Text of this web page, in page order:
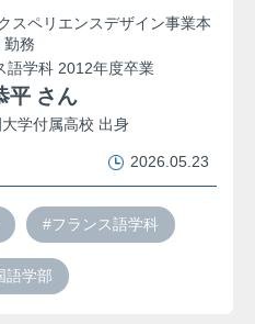
スペリエンスデザイン事業本
勤務
語学科 2012年度卒業
平 さん
学付属高校 出身
2026.05.23
#フランス語学科
語学部